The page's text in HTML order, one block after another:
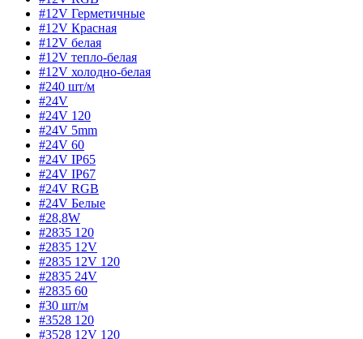
#12V Герметичные
#12V Красная
#12V белая
#12V тепло-белая
#12V холодно-белая
#240 шт/м
#24V
#24V 120
#24V 5mm
#24V 60
#24V IP65
#24V IP67
#24V RGB
#24V Белые
#28,8W
#2835 120
#2835 12V
#2835 12V 120
#2835 24V
#2835 60
#30 шт/м
#3528 120
#3528 12V 120